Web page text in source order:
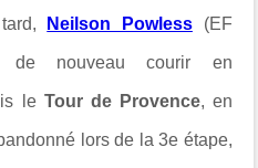
Neilson Powless (EF
de nouveau courir en
le Tour de Provence, en
lors de la 3e étape,